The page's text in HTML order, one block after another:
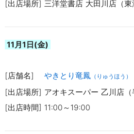
[出店場所] 三洋堂書店 大田川店（東
11月1日(金)
[店舗名] やきとり竜鳳 （りゅうほう）
[出店場所] アオキスーパー 乙川店（
[出店時間] 11:00～19:00